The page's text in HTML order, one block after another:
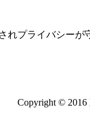
プライバシーが
Copyright ©